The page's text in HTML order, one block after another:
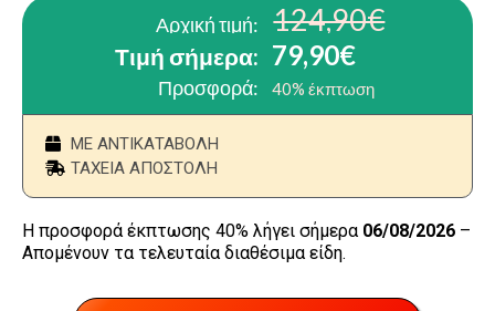
Αρχική τιμή: 124,90€
Τιμή σήμερα: 79,90€
Προσφορά: 40% έκπτωση
ΜΕ ΑΝΤΙΚΑΤΑΒΟΛΗ
ΤΑΧΕΙΑ ΑΠΟΣΤΟΛΗ
Η προσφορά έκπτωσης 40% λήγει σήμερα 06/08/2026 –
Απομένουν τα τελευταία διαθέσιμα είδη.